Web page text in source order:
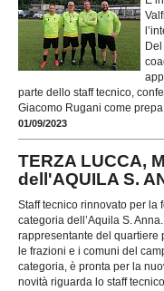
parte dello staff tecnico,
Giacomo Rugani come prepa
01/09/2023
TERZA LUCCA,
dell'AQUILA S.
Staff tecnico rinnovato per la
categoria dell’Aquila S.
rappresentante del quartiere
le frazioni e i comuni del
categoria, è pronta per la
novità riguarda lo staff